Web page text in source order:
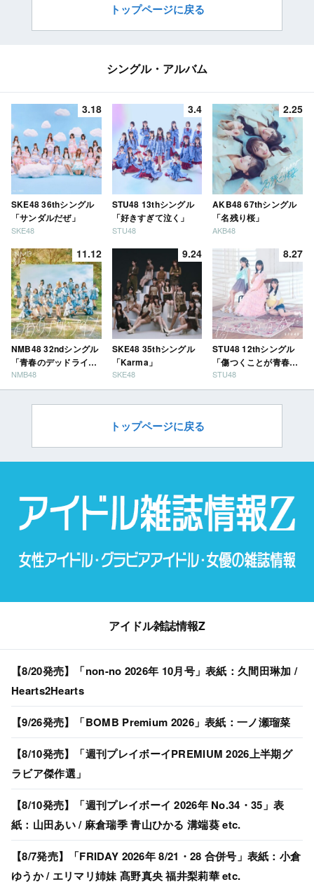
トップページに戻る
シングル・アルバム
3.18
SKE48 36thシングル
「サンダルだぜ」
SKE48
3.4
STU48 13thシングル
「好きすぎて泣く」
STU48
2.25
AKB48 67thシングル
「名残り桜」
AKB48
11.12
NMB48 32ndシングル
「青春のデッドライ
ン」
NMB48
9.24
SKE48 35thシングル
「Karma」
SKE48
8.27
STU48 12thシングル
「傷つくことが青春
だ」
STU48
トップページに戻る
アイドル雑誌情報Z
【8/20発売】「non-no 2026年 10月号」表紙：久間田琳加 /
Hearts2Hearts
【9/26発売】「BOMB Premium 2026」表紙：一ノ瀬瑠菜
【8/10発売】「週刊プレイボーイPREMIUM 2026上半期グ
ラビア傑作選」
【8/10発売】「週刊プレイボーイ 2026年 No.34・35」表
紙：山田あい / 麻倉瑞季 青山ひかる 溝端葵 etc.
【8/7発売】「FRIDAY 2026年 8/21・28 合併号」表紙：小倉
ゆうか / エリマリ姉妹 髙野真央 福井梨莉華 etc.